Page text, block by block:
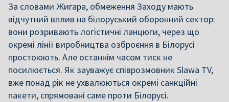
За словами Жигара, обмеження Заходу мають
відчутний вплив на білоруський оборонний сектор:
вони розривають логістичні ланцюги, через що
окремі лінії виробництва озброєння в Білорусі
простоюють. Але останнім часом тиск не
посилюється. Як зауважує співрозмовник Slawa TV,
вже понад рік не ухвалюються окремі санкційні
пакети, спрямовані саме проти Білорусі.